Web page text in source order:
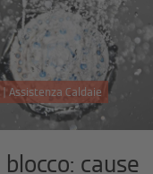
Assistenza Caldaie
cause